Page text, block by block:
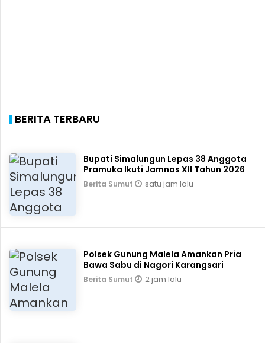
BERITA TERBARU
Bupati Simalungun Lepas 38 Anggota
Pramuka Ikuti Jamnas XII Tahun 2026
Berita Sumut satu jam lalu
Polsek Gunung Malela Amankan Pria
Bawa Sabu di Nagori Karangsari
Berita Sumut 2 jam lalu